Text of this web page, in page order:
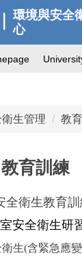
環境與安全
心
生管理 教
教育訓練
全衛生教育
安全衛生研
生(含緊急應